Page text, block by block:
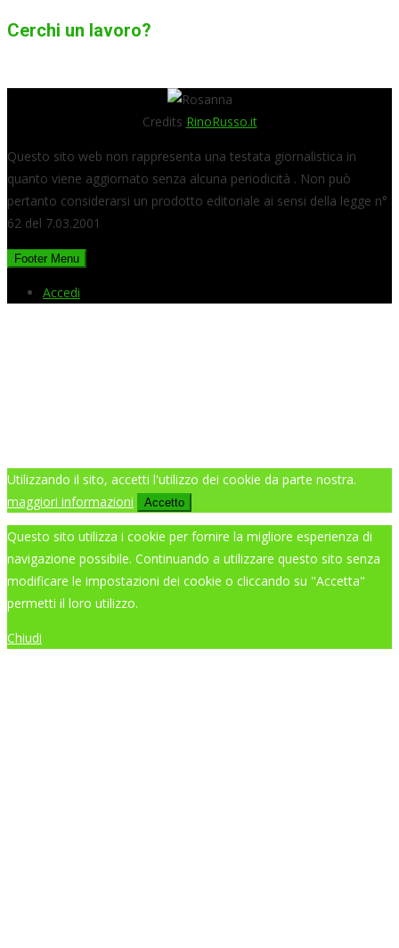
Cerchi un lavoro?
Credits RinoRusso.it
Questo sito web non rappresenta una testata giornalistica in
quanto viene aggiornato senza alcuna periodicità . Non può
pertanto considerarsi un prodotto editoriale ai sensi della legge n°
62 del 7.03.2001
Footer Menu
Accedi
Utilizzando il sito, accetti l'utilizzo dei cookie da parte nostra.
maggiori informazioni
Accetto
Questo sito utilizza i cookie per fornire la migliore esperienza di
navigazione possibile. Continuando a utilizzare questo sito senza
modificare le impostazioni dei cookie o cliccando su "Accetta"
permetti il loro utilizzo.
Chiudi